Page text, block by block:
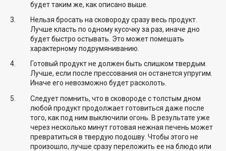
будет таким же, как описано выше.
Нельзя бросать на сковороду сразу весь продукт.
Лучше класть по одному кусочку за раз, иначе дно
будет быстро остывать. Это может помешать
характерному подрумяниванию.
Готовый продукт не должен быть слишком твердым.
Лучше, если после прессования он останется упругим.
Иначе его невозможно будет расколоть.
Следует помнить, что в сковороде с толстым дном
любой продукт продолжает готовиться даже после
того, как под ним выключили огонь. В результате уже
через несколько минут готовая нежная печень может
превратиться в твердую подошву. Чтобы этого не
произошло, лучше сразу переложить ее на блюдо или